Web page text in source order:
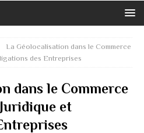
La Géolocalisation dans le Commerce
des Entreprises
dans le Commerce
et